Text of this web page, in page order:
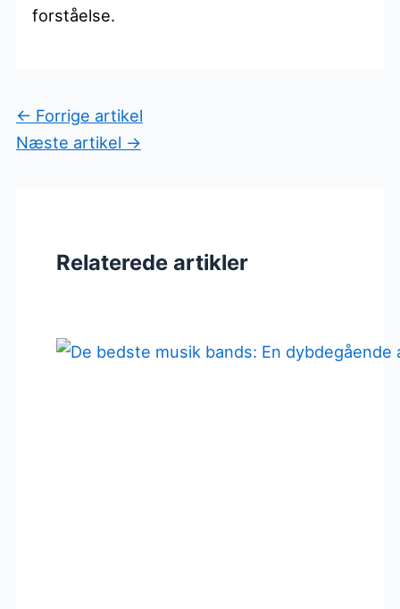
forståelse.
← Forrige artikel
Næste artikel →
Relaterede artikler